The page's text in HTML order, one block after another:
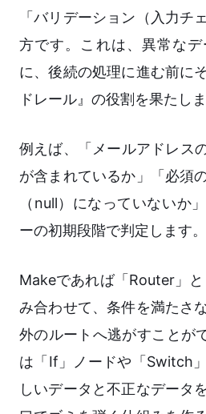
「バリデーション（入力チ
方です。これは、異常な
に、後続の処理に進む前に
ドレール』の役割を果たしま
例えば、「メールアドレス
が含まれているか」「必須
（null）になっていないか
ーの初期段階で判定します。
Makeであれば「Router」
み合わせて、条件を満たさ
外のルートへ逃がすことが
は「If」ノードや「Switch
しいデータと不正なデータ